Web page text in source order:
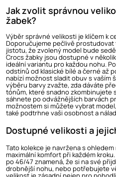
Jak zvolit správnou
žabek?
Výběr správné velikosti je klíčem k
Doporučujeme pečlivě prostudovat
jistotu, že zvolený model bude
Crocs žabky jsou dostupné v
ideální variantu pro každou nohu.
odstínů od klasické bílé a černé až
nabízí možnost sladit obuv s vaším
výběru barvy zvažte, zda dáváte
tónům, které snadno zkombinujete
sáhnete po odvážnějších barvách
možnostem si můžete vybrat
také podtrhne vaši osobnost a
Dostupné velikosti a
Tato kolekce je navržena s
maximální komfort při každém
po 46/47 znamená, že si na své
drobnější nohu, nebo potřebujete